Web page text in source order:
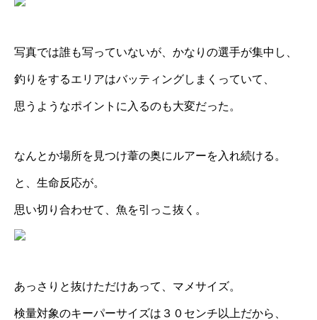
写真では誰も写っていないが、かなりの選手が集中し、
釣りをするエリアはバッティングしまくっていて、
思うようなポイントに入るのも大変だった。
なんとか場所を見つけ葦の奥にルアーを入れ続ける。
と、生命反応が。
思い切り合わせて、魚を引っこ抜く。
あっさりと抜けただけあって、マメサイズ。
検量対象のキーパーサイズは３０センチ以上だから、